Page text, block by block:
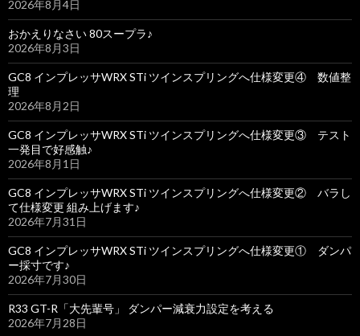
2026年8月4日
おかえりなさい 80スープラ♪
2026年8月3日
GC8 インプレッサWRX STi ツインスプリングへ仕様変更④ 数値整
理
2026年8月2日
GC8 インプレッサWRX STi ツインスプリングへ仕様変更③ テスト
一発目で好感触♪
2026年8月1日
GC8 インプレッサWRX STi ツインスプリングへ仕様変更② バラし
て仕様変更 組み上げます♪
2026年7月31日
GC8 インプレッサWRX STi ツインスプリングへ仕様変更① ダンパ
ー採寸です♪
2026年7月30日
R33 GT-R「大先輩号」 ダンパー減衰力設定を考える
2026年7月28日